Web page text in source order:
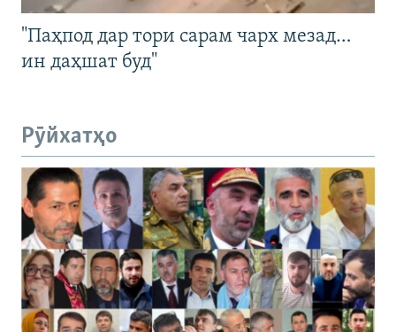
"Паҳпод дар тори сарам чарх мезад…
ин даҳшат буд"
Рӯйхатҳо